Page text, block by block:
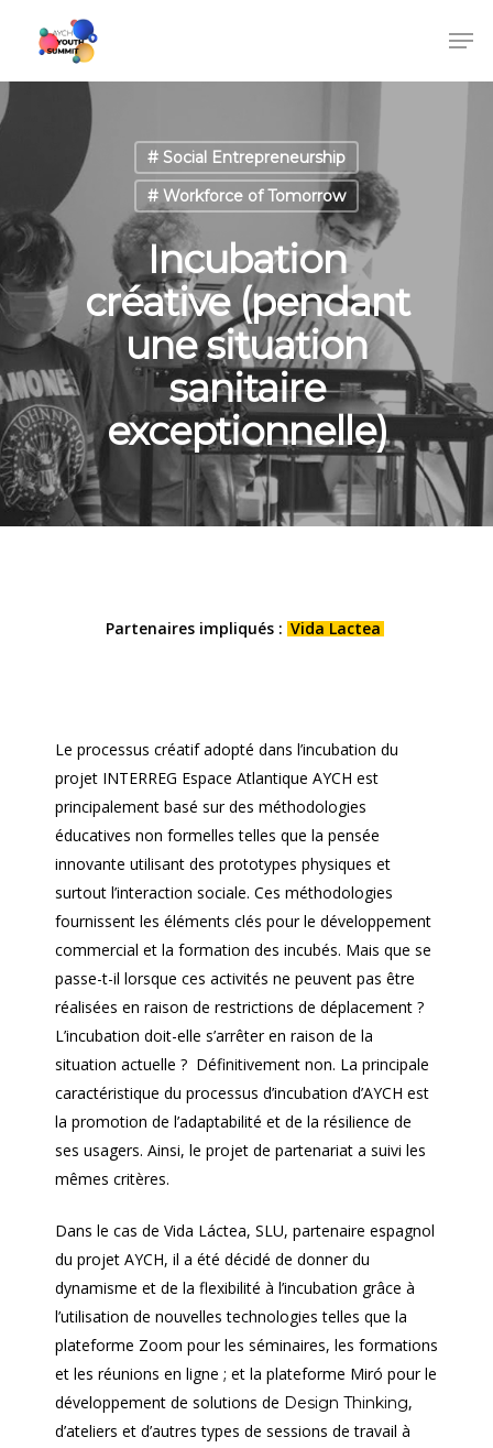
# Social Entrepreneurship
# Workforce of Tomorrow
Incubation
créative (pendant
une situation
sanitaire
exceptionnelle)
Partenaires impliqués : Vida Lactea
Le processus créatif adopté dans l’incubation du
projet INTERREG Espace Atlantique AYCH est
principalement basé sur des méthodologies
éducatives non formelles telles que la pensée
innovante utilisant des prototypes physiques et
surtout l’interaction sociale. Ces méthodologies
fournissent les éléments clés pour le développement
commercial et la formation des incubés. Mais que se
passe-t-il lorsque ces activités ne peuvent pas être
réalisées en raison de restrictions de déplacement ?
L’incubation doit-elle s’arrêter en raison de la
situation actuelle ? Définitivement non. La principale
caractéristique du processus d’incubation d’AYCH est
la promotion de l’adaptabilité et de la résilience de
ses usagers. Ainsi, le projet de partenariat a suivi les
mêmes critères.
Dans le cas de Vida Láctea, SLU, partenaire espagnol
du projet AYCH, il a été décidé de donner du
dynamisme et de la flexibilité à l’incubation grâce à
l’utilisation de nouvelles technologies telles que la
plateforme Zoom pour les séminaires, les formations
et les réunions en ligne ; et la plateforme Miró pour le
développement de solutions de Design Thinking,
d’ateliers et d’autres types de sessions de travail à